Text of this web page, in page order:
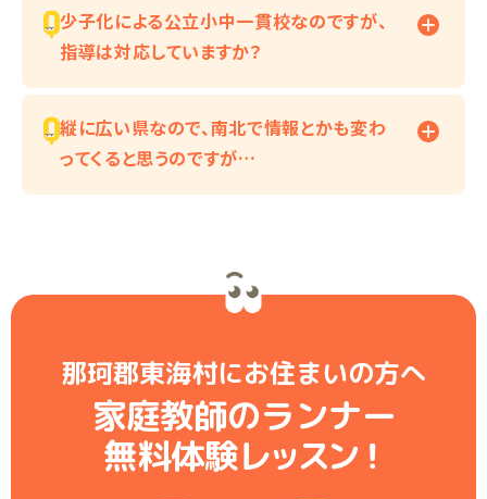
少子化による公立小中一貫校なのですが、
指導は対応していますか？
縦に広い県なので、南北で情報とかも変わ
ってくると思うのですが…
那珂郡東海村にお住まいの方へ
家庭教師のランナー
無料体験レッスン！